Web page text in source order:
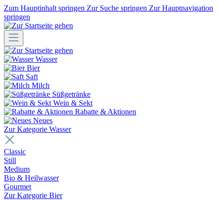
Zum Hauptinhalt springen Zur Suche springen Zur Hauptnavigation
springen
Wasser
Bier
Saft
Milch
Süßgetränke
Wein & Sekt
Rabatte & Aktionen
Neues
Zur Kategorie Wasser
Classic
Still
Medium
Bio & Heilwasser
Gourmet
Zur Kategorie Bier